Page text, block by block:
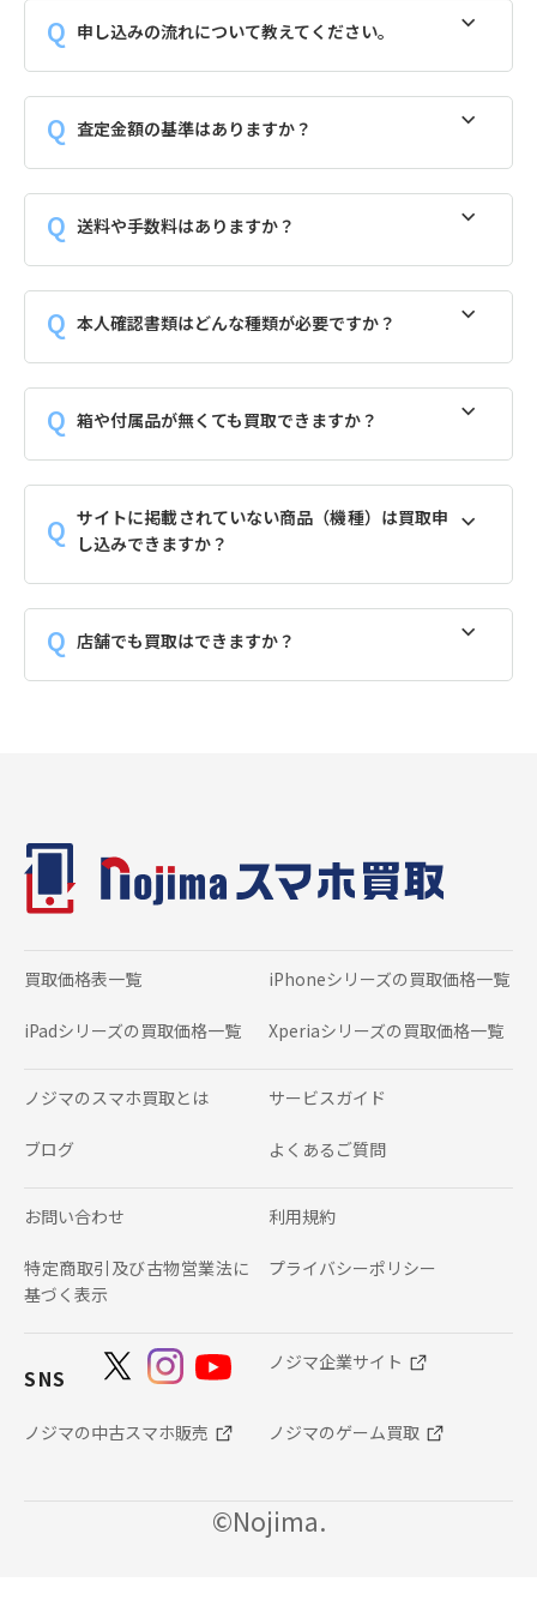
申し込みの流れについて教えてください。
査定金額の基準はありますか？
送料や手数料はありますか？
本人確認書類はどんな種類が必要ですか？
箱や付属品が無くても買取できますか？
サイトに掲載されていない商品（機種）は買取申
し込みできますか？
店舗でも買取はできますか？
買取価格表一覧 iPhoneシリーズの 買取価格一覧
iPadシリーズの 買取価格一覧 Xperiaシリーズの 買取価格一覧
ノジマのスマホ買取とは サービスガイド
ブログ よくあるご質問
お問い合わせ 利用規約
特定商取引及び古物営業法に
基づく表示
プライバシーポリシー
SNS
ノジマ企業サイト
ノジマの中古スマホ販売 ノジマのゲーム買取
©Nojima.